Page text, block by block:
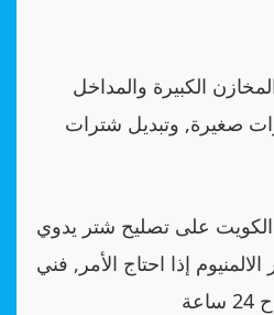
الكبيرة والمداخل
صغيرة, وتبديل شترات
الكويت على تصليح شتر يدوي
إذا احتاج الأمر, فني